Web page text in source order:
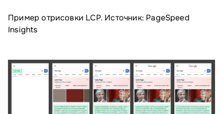
Пример отрисовки LCP. Источник: PageSpeed
Insights